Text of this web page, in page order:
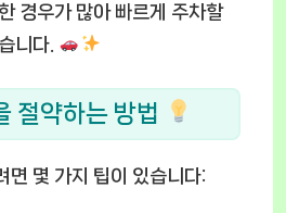
경우가 많아 빠르게 주차할
니다.
절약하는 방법
면 몇 가지 팁이 있습니다: